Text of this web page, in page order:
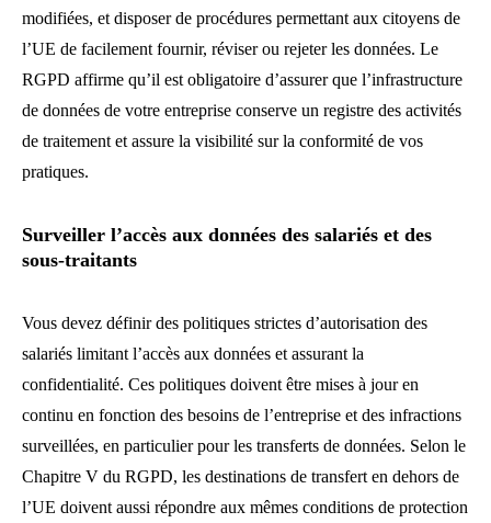
modifiées, et disposer de procédures permettant aux citoyens de
l’UE de facilement fournir, réviser ou rejeter les données. Le
RGPD affirme qu’il est obligatoire d’assurer que l’infrastructure
de données de votre entreprise conserve un registre des activités
de traitement et assure la visibilité sur la conformité de vos
pratiques.
Surveiller l’accès aux données des salariés et des
sous-traitants
Vous devez définir des politiques strictes d’autorisation des
salariés limitant l’accès aux données et assurant la
confidentialité. Ces politiques doivent être mises à jour en
continu en fonction des besoins de l’entreprise et des infractions
surveillées, en particulier pour les transferts de données. Selon le
Chapitre V du RGPD, les destinations de transfert en dehors de
l’UE doivent aussi répondre aux mêmes conditions de protection